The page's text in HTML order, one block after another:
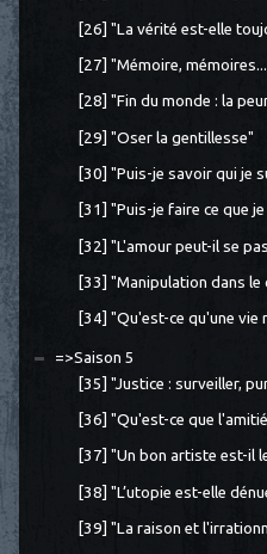
[26] "La vérité est-elle
[27] "Mémoire,
[28] "Fin du monde : la
[29] "Oser la gentillesse"
[30] "Puis-je savoir qui je
[31] "Puis-je faire ce que
[32] "L'amour peut-il se
[33] "Manipulation dans le
[34] "Qu'est-ce qu'une vie
=>Saison 5
[35] "Justice : surveiller,
[36] "Qu'est-ce que
[37] "Un bon artiste est-il
[38] "L’utopie est-elle
[39] "La raison et